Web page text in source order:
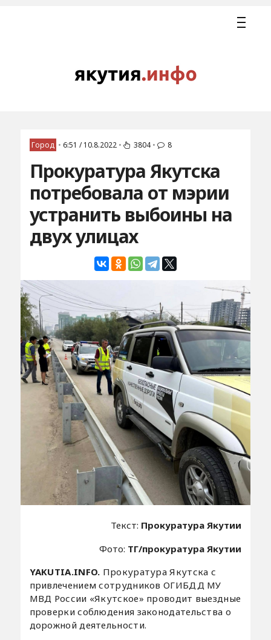
Город • 6:51 / 10.8.2022 • 3804 • 8
Прокуратура Якутска
потребовала от мэрии
устранить выбоины на
двух улицах
Текст: Прокуратура Якутии
Фото: ТГ/прокуратура Якутии
YAKUTIA.INFO. Прокуратура Якутска с
привлечением сотрудников ОГИБДД МУ
МВД России «Якутское» проводит выездные
проверки соблюдения законодательства о
дорожной деятельности.